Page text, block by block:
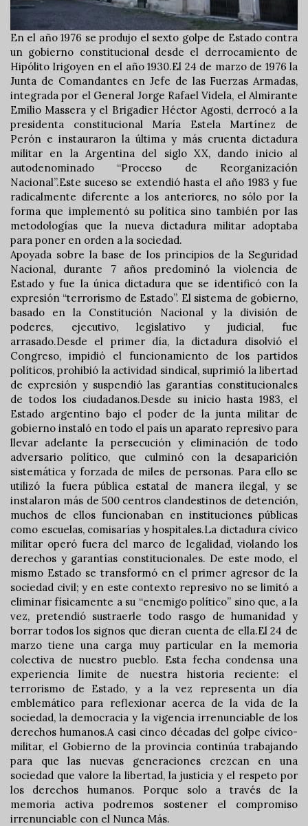
En el año 1976 se produjo el sexto golpe de Estado contra
un gobierno constitucional desde el derrocamiento de
Hipólito Irigoyen en el año 1930.El 24 de marzo de 1976 la
Junta de Comandantes en Jefe de las Fuerzas Armadas,
integrada por el General Jorge Rafael Videla, el Almirante
Emilio Massera y el Brigadier Héctor Agosti, derrocó a la
presidenta constitucional María Estela Martínez de
Perón e instauraron la última y más cruenta dictadura
militar en la Argentina del siglo XX, dando inicio al
autodenominado “Proceso de Reorganización
Nacional”.Este suceso se extendió hasta el año 1983 y fue
radicalmente diferente a los anteriores, no sólo por la
forma que implementó su política sino también por las
metodologías que la nueva dictadura militar adoptaba
para poner en orden a la sociedad.
Apoyada sobre la base de los principios de la Seguridad
Nacional, durante 7 años predominó la violencia de
Estado y fue la única dictadura que se identificó con la
expresión “terrorismo de Estado”. El sistema de gobierno,
basado en la Constitución Nacional y la división de
poderes, ejecutivo, legislativo y judicial, fue
arrasado.Desde el primer día, la dictadura disolvió el
Congreso, impidió el funcionamiento de los partidos
políticos, prohibió la actividad sindical, suprimió la libertad
de expresión y suspendió las garantías constitucionales
de todos los ciudadanos.Desde su inicio hasta 1983, el
Estado argentino bajo el poder de la junta militar de
gobierno instaló en todo el país un aparato represivo para
llevar adelante la persecución y eliminación de todo
adversario político, que culminó con la desaparición
sistemática y forzada de miles de personas. Para ello se
utilizó la fuera pública estatal de manera ilegal, y se
instalaron más de 500 centros clandestinos de detención,
muchos de ellos funcionaban en instituciones públicas
como escuelas, comisarías y hospitales.La dictadura cívico
militar operó fuera del marco de legalidad, violando los
derechos y garantías constitucionales. De este modo, el
mismo Estado se transformó en el primer agresor de la
sociedad civil; y en este contexto represivo no se limitó a
eliminar físicamente a su “enemigo político” sino que, a la
vez, pretendió sustraerle todo rasgo de humanidad y
borrar todos los signos que dieran cuenta de ella.El 24 de
marzo tiene una carga muy particular en la memoria
colectiva de nuestro pueblo. Esta fecha condensa una
experiencia límite de nuestra historia reciente: el
terrorismo de Estado, y a la vez representa un día
emblemático para reflexionar acerca de la vida de la
sociedad, la democracia y la vigencia irrenunciable de los
derechos humanos.A casi cinco décadas del golpe cívico-
militar, el Gobierno de la provincia continúa trabajando
para que las nuevas generaciones crezcan en una
sociedad que valore la libertad, la justicia y el respeto por
los derechos humanos. Porque solo a través de la
memoria activa podremos sostener el compromiso
irrenunciable con el Nunca Más.